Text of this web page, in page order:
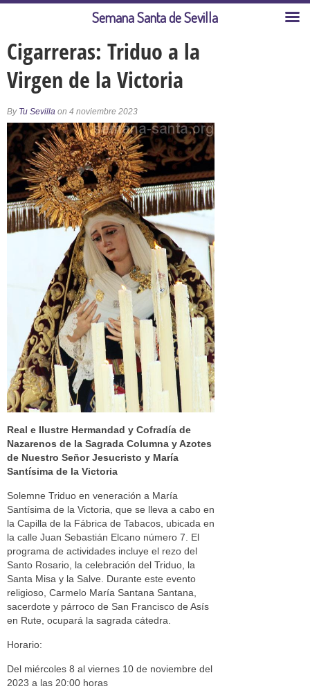
Cigarreras: Triduo a la
Virgen de la Victoria
By Tu Sevilla on 4 noviembre 2023
Real e Ilustre Hermandad y Cofradía de
Nazarenos de la Sagrada Columna y Azotes
de Nuestro Señor Jesucristo y María
Santísima de la Victoria
Solemne Triduo en veneración a María
Santísima de la Victoria, que se lleva a cabo en
la Capilla de la Fábrica de Tabacos, ubicada en
la calle Juan Sebastián Elcano número 7. El
programa de actividades incluye el rezo del
Santo Rosario, la celebración del Triduo, la
Santa Misa y la Salve. Durante este evento
religioso, Carmelo María Santana Santana,
sacerdote y párroco de San Francisco de Asís
en Rute, ocupará la sagrada cátedra.
Horario:
Del miércoles 8 al viernes 10 de noviembre del
2023 a las 20:00 horas
Semana Santa de Sevilla